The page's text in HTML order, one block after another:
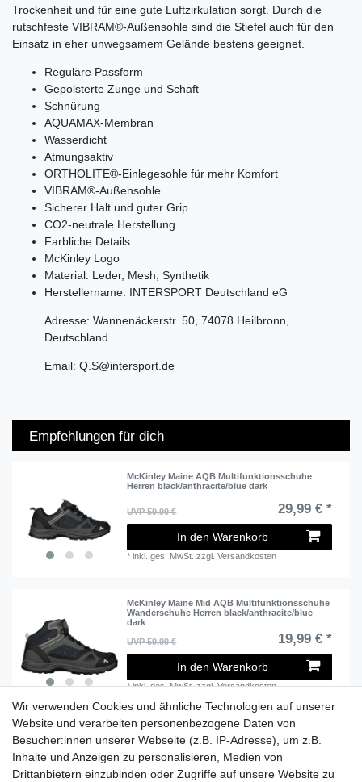
Trockenheit und für eine gute Luftzirkulation sorgt. Durch die
rutschfeste VIBRAM®-Außensohle sind die Stiefel auch für den
Einsatz in eher unwegsamem Gelände bestens geeignet.
Reguläre Passform
Gepolsterte Zunge und Schaft
Schnürung
AQUAMAX-Membran
Wasserdicht
Atmungsaktiv
ORTHOLITE®-Einlegesohle für mehr Komfort
VIBRAM®-Außensohle
Sicherer Halt und guter Grip
CO2-neutrale Herstellung
Farbliche Details
McKinley Logo
Material: Leder, Mesh, Synthetik
Herstellername: INTERSPORT Deutschland eG
Adresse: Wannenäckerstr. 50, 74078 Heilbronn,
Deutschland
Email: Q.S@intersport.de
Empfehlungen für dich
McKinley Maine AQB Multifunktionsschuhe
Herren black/anthracite/blue dark
UVP 59,99 € 29,99 € *
In den Warenkorb
*inkl. ges. MwSt. zzgl.Versandkosten
McKinley Maine Mid AQB Multifunktionsschuhe
Wanderschuhe Herren black/anthracite/blue
dark
UVP 59,99 €
19,99 € *
In den Warenkorb
*inkl. ges. MwSt.zzgl.Versandkosten
Lieferzeit etwa 1 bis 3 Werktage
Versand mit DHL
Wir verwenden Cookies und ähnliche Technologien auf unserer
Website und verarbeiten personenbezogene Daten von
Besucher:innen unserer Webseite (z.B. IP-Adresse), um z.B.
Inhalte und Anzeigen zu personalisieren, Medien von
Drittanbietern einzubinden oder Zugriffe auf unsere Website zu